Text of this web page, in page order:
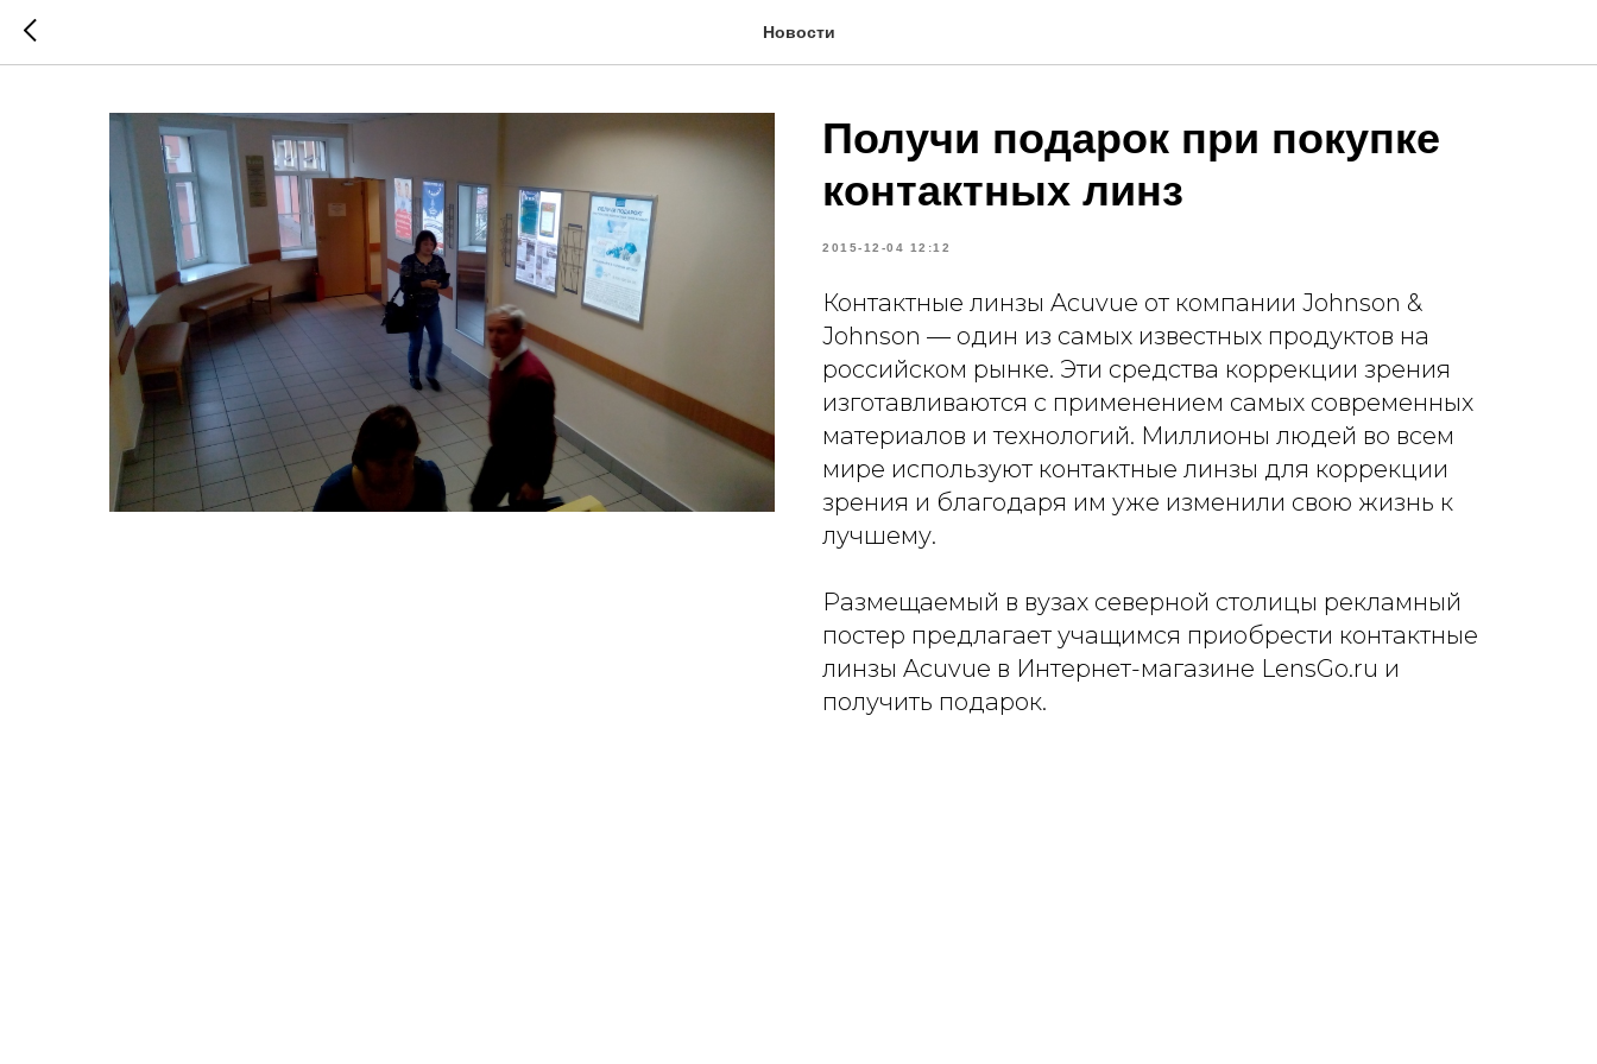
Новости
Получи подарок при покупке
контактных линз
2015-12-04 12:12
Контактные линзы Acuvue от компании Johnson &
Johnson — один из самых известных продуктов на
российском рынке. Эти средства коррекции зрения
изготавливаются с применением самых современных
материалов и технологий. Миллионы людей во всем
мире используют контактные линзы для коррекции
зрения и благодаря им уже изменили свою жизнь к
лучшему.
Размещаемый в вузах северной столицы рекламный
постер предлагает учащимся приобрести контактные
линзы Acuvue в Интернет-магазине LensGo.ru и
получить подарок.